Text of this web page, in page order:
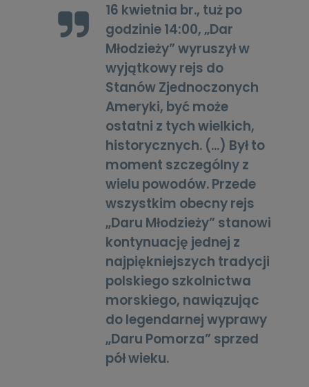
16 kwietnia br., tuż po
godzinie 14:00, „Dar
Młodzieży” wyruszył w
wyjątkowy rejs do
Stanów Zjednoczonych
Ameryki, być może
ostatni z tych wielkich,
historycznych. (...) Był to
moment szczególny z
wielu powodów. Przede
wszystkim obecny rejs
„Daru Młodzieży” stanowi
kontynuację jednej z
najpiękniejszych tradycji
polskiego szkolnictwa
morskiego, nawiązując
do legendarnej wyprawy
„Daru Pomorza” sprzed
pół wieku.